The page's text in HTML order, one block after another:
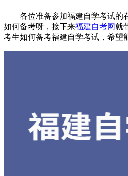
各位准备参加福建自学考试的
如何备考呀，接下来福建自考网 就
考生如何备考福建自学考试，希望